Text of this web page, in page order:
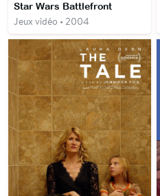
Star Wars Battlefront
Jeux vidéo • 2004